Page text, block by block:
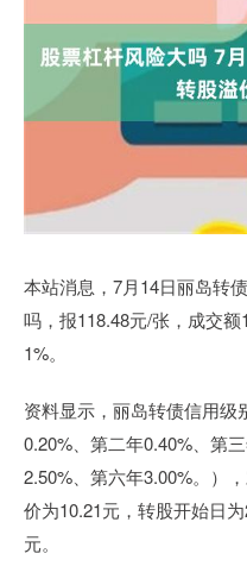
本站消息，7月14日丽岛转
吗，报118.48元/张，成交
1%。
资料显示，丽岛转债信用级
0.20%、第二年0.40%、第
2.50%、第六年3.00%。）
价为10.21元，转股开始日
元。